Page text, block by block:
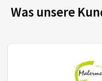
Was unsere